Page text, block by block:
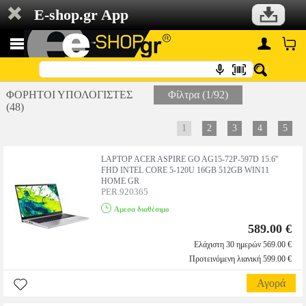
E-shop.gr App
ΦΟΡΗΤΟΙ ΥΠΟΛΟΓΙΣΤΕΣ
(48)
Φίλτρα (1/92)
1 2 3 4 5
LAPTOP ACER ASPIRE GO AG15-72P-597D 15.6''
FHD INTEL CORE 5-120U 16GB 512GB WIN11
HOME GR
PER.920365
Αμεσα διαθέσιμο
589.00 €
Ελάχιστη 30 ημερών 569.00 €
Προτεινόμενη λιανική 599.00 €
Αγορά